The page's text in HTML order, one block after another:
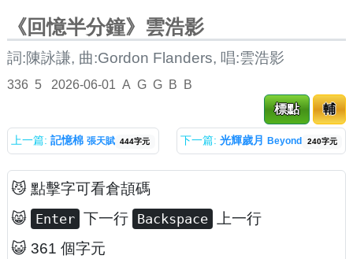
《回憶半分鐘》雲浩影
詞:陳詠謙, 曲:Gordon Flanders, 唱:雲浩影
336 5 2026-06-01 A G G B
B
標點
輔
上一篇: 記憶棉 張天賦 444字元 下一篇: 光輝歲月 Beyond 240字元
😼 點擊字可看倉頡碼
😸 Enter 下一行 Backspace
上一行
😺 361 個字元